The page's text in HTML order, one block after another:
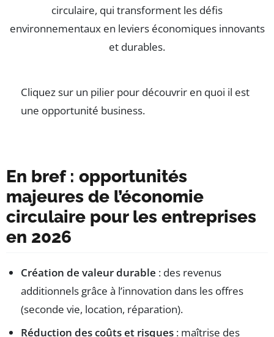
circulaire, qui transforment les défis
environnementaux en leviers économiques innovants
et durables.
Cliquez sur un pilier pour découvrir en quoi il est
une opportunité business.
En bref : opportunités
majeures de l’économie
circulaire pour les entreprises
en 2026
Création de valeur durable : des revenus
additionnels grâce à l’innovation dans les offres
(seconde vie, location, réparation).
Réduction des coûts et risques : maîtrise des